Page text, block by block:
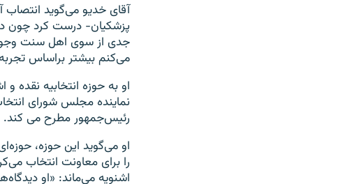
آقای خدیو می‌گوید انتصاب
پزشکیان- درست کرد چون
جدی از سوی اهل سنت
می‌کنم بیشتر براساس
او به حوزه انتخابیه نقده
نماینده مجلس شورای
رئیس‌جمهور مطرح می کند.
او می‌گوید این حوزه،
را برای معاونت انتخاب
اشنویه می‌ماند: «او